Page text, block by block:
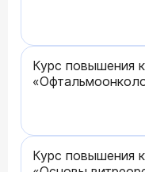
Курс повышения
Курс повышения